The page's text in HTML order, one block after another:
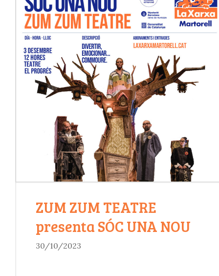
ZUM ZUM TEATRE
presenta SÓC UNA NOU
30/10/2023